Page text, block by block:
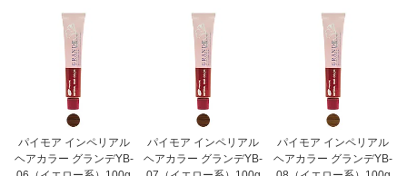
パイモア インペリアル
ヘアカラー グランデYB-
パイモア インペリアル
ヘアカラー グランデYB-
パイモア インペリアル
ヘアカラー グランデYB-